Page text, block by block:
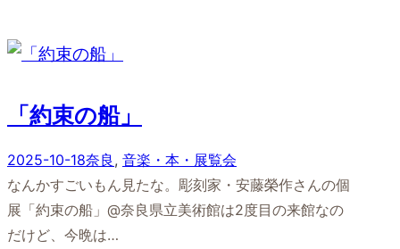
「約束の船」
2025-10-18奈良 , 音楽・本・展覧会
なんかすごいもん見たな。彫刻家・安藤榮作さんの個
展「約束の船」@奈良県立美術館は2度目の来館なの
だけど、今晩は…